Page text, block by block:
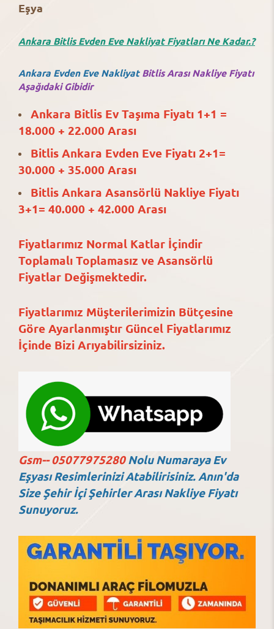
Eşya
Ankara Bitlis Evden Eve Nakliyat Fiyatları Ne Kadar.?
Ankara Evden Eve Nakliyat Bitlis Arası Nakliye Fiyatı
Aşağıdaki Gibidir
Ankara Bitlis Ev Taşıma Fiyatı 1+1 =
18.000 + 22.000 Arası
Bitlis Ankara Evden Eve Fiyatı 2+1=
30.000 + 35.000 Arası
Bitlis Ankara Asansörlü Nakliye Fiyatı
3+1= 40.000 + 42.000 Arası
Fiyatlarımız Normal Katlar İçindir
Toplamalı Toplamasız ve Asansörlü
Fiyatlar Değişmektedir.
Fiyatlarımız Müşterilerimizin Bütçesine
Göre Ayarlanmıştır Güncel Fiyatlarımız
İçinde Bizi Arıyabilirsiziniz.
Gsm-- 05077975280Nolu Numaraya Ev
Eşyası Resimlerinizi Atabilirisiniz. Anın'da
Size Şehir İçi Şehirler Arası Nakliye Fiyatı
Sunuyoruz.